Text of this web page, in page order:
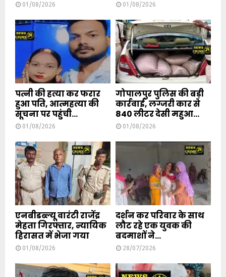
01/08/2026 01/08/2026
पत्नी की हत्या कर फरार
हुआ पति, आत्महत्या की
सूचना पर पहुंची...
01/08/2026
गोपालपुर पुलिस की बड़ी
कार्रवाई, लग्जरी कार से
840 लीटर देसी महुआ...
01/08/2026
एनबीडब्ल्यू वारंटी राजेंद्र
मेहता गिरफ्तार, न्यायिक
हिरासत में भेजा गया
01/08/2026
दर्शन कर परिवार के साथ
लौट रहे एक युवक की
बदमाशों ने...
28/07/2026